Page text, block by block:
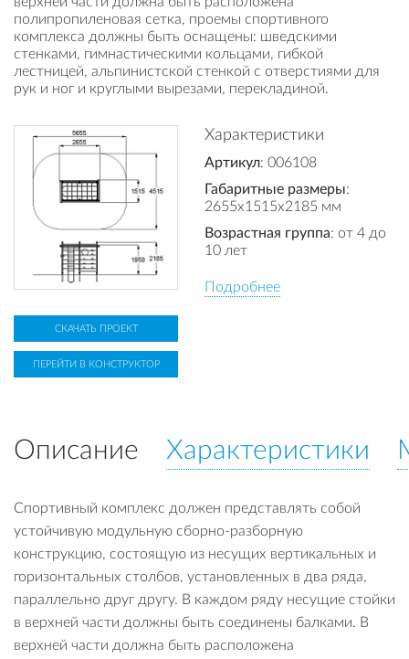
полипропиленовая сетка, проемы спортивного
комплекса должны быть оснащены: шведскими
стенками, гимнастическими кольцами, гибкой
лестницей, альпинистской стенкой с отверстиями для
рук и ног и круглыми вырезами, перекладиной.
Характеристики
Артикул: 006108
Габаритные размеры:
2655x1515x2185 мм
Возрастная группа: от 4 до
10 лет
Подробнее
СКАЧАТЬ ПРОЕКТ
ПЕРЕЙТИ В КОНСТРУКТОР
Описание Характеристики
Спортивный комплекс должен представлять собой
устойчивую модульную сборно-разборную
конструкцию, состоящую из несущих вертикальных и
горизонтальных столбов, установленных в два ряда,
параллельно друг другу. В каждом ряду несущие стойки
в верхней части должны быть соединены балками. В
верхней части должна быть расположена